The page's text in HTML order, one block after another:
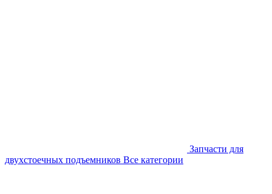
Запчасти для
двухстоечных подъемников Все категории